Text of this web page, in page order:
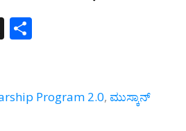
X
e
Program 2.0, ಮುಸ್ಕಾನ್